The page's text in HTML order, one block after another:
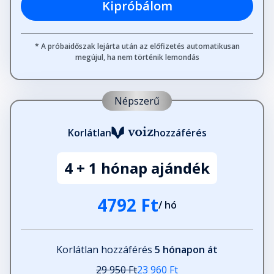
21. A veszélyes gondolatok
közömbösítése
Fejezet hossza: 00:10:59
22. Fantasztikus utazás
Fejezet hossza: 00:11:58
23. Önmagadról alkotott képed
Fejezet hossza: 00:04:27
25. A képi megjelenítés javítása
Fejezet hossza: 00:15:36
Kipróbálom
* A próbaidőszak lejárta után az előfizetés automatikusan
megújul, ha nem történik lemondás
Népszerű
Korlátlan hozzáférés
4 + 1 hónap ajándék
4792 Ft/ hó
Korlátlan hozzáférés 5 hónapon át
29 950 Ft23 960 Ft